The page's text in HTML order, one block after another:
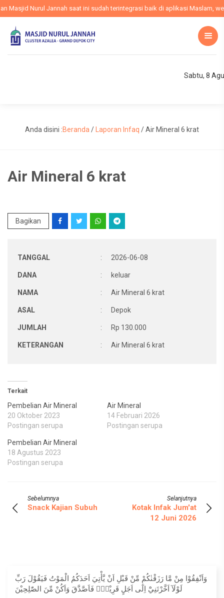
Nurul Jannah saat ini sudah terintegrasi baik di aplikasi Maslam,
Sabtu, 8
Anda disini :Beranda / Laporan Infaq /Air Mineral 6 krat
Air Mineral 6 krat
Bagikan
TANGGAL : 2026-06-08
DANA : keluar
NAMA : Air Mineral 6 krat
ASAL : Depok
JUMLAH : Rp 130.000
KETERANGAN : Air Mineral 6 krat
Terkait
Pembelian Air Mineral
20 Oktober 2023
Postingan serupa
Air Mineral
14 Februari 2026
Postingan serupa
Pembelian Air Mineral
18 Agustus 2023
Postingan serupa
Sebelumnya
Snack Kajian Subuh
Selanjutnya
Kotak Infak Jum'at
12 Juni 2026
وَاَنْفِقُوْا مِنْ مَّا رَزَقْنٰكُمْ مِّنْ قَبْلِ اَنْ يَّأْتِيَ اَحَدَكُمُ الْمَوْتُ فَيَقُوْلَ رَبِّ
لَوْلَآ اَخَّرْتَنِيْٓ اِلٰٓى اَجَلٍ قَرِيْبٍۚ فَاَصَّدَّقَ وَاَكُنْ مِّنَ الصّٰلِحِيْنَ